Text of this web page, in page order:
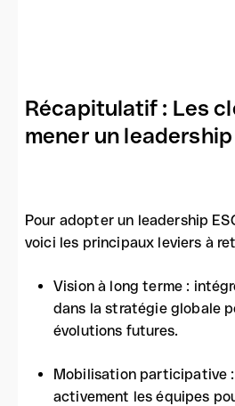
Récapitulatif : Les
mener un
Pour adopter un leadership
voici les principaux leviers à
Vision à long terme :
dans la stratégie globale
évolutions futures.
Mobilisation participative
activement les équipes